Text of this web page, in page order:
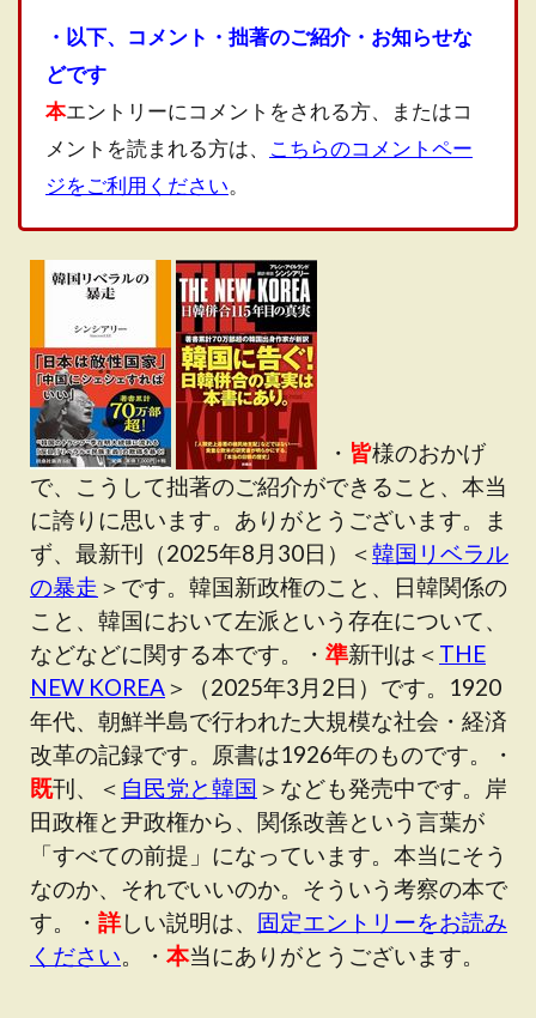
・以下、コメント・拙著のご紹介・お知らせな
どです
本エントリーにコメントをされる方、またはコ
メントを読まれる方は、 こちらのコメントペー
ジをご利用ください。
・ 皆様のおかげ
で、こうして拙著のご紹介ができること、本当
に誇りに思います。ありがとうございます。ま
ず、最新刊（2025年8月30日）＜韓国リベラル
の暴走 ＞です。韓国新政権のこと、日韓関係の
こと、韓国において左派という存在について、
などなどに関する本です。・ 準新刊は＜ THE
NEW KOREA＞（2025年3月2日）です。1920
年代、朝鮮半島で行われた大規模な社会・経済
改革の記録です。原書は1926年のものです。・
既刊、＜ 自民党と韓国 ＞なども発売中です。岸
田政権と尹政権から、関係改善という言葉が
「すべての前提」になっています。本当にそう
なのか、それでいいのか。そういう考察の本で
す。・ 詳しい説明は、 固定エントリーをお読み
ください。・ 本当にありがとうございます。